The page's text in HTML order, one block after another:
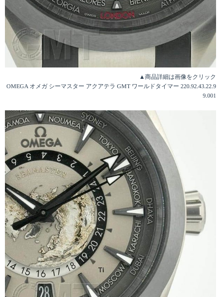
▲商品詳細は画像をクリック
OMEGA オメガ シーマスター アクアテラ GMT ワールドタイマー 220.92.43.22.9
9.001